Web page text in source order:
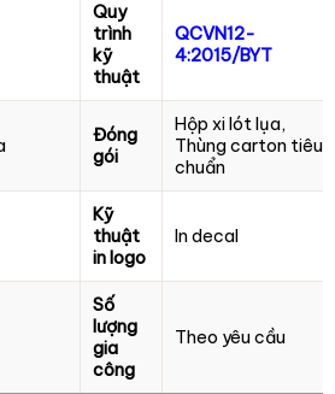
Quy
trình
kỹ
thuật
QCVN12-
4:2015/BYT
Đóng
gói
Hộp xi lót lụa,
Thùng carton tiêu
chuẩn
Kỹ
thuật
in logo
In decal
Số
lượng
gia
công
Theo yêu cầu